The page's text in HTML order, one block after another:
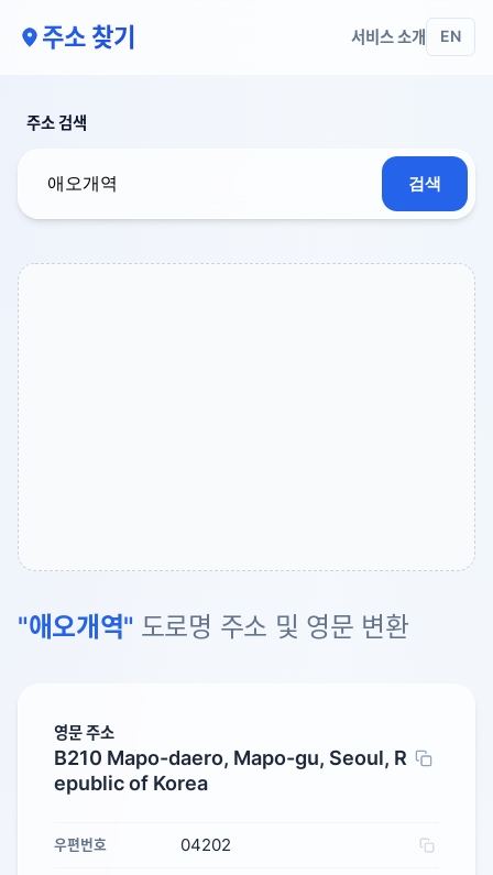
주소 찾기 서비스 소개 EN
주소 검색
검색
"애오개역" 도로명 주소 및 영문 변환
영문 주소
B210 Mapo-daero, Mapo-gu, Seoul, R
epublic of Korea
우편번호 04202